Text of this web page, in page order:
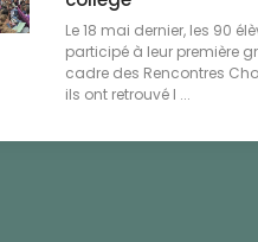
Le 18 mai dernier, les 90
participé à leur première
cadre des Rencontres
ils ont retrouvé l ...